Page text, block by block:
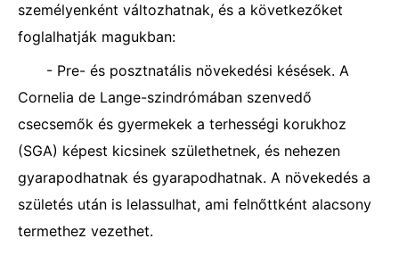
személyenként változhatnak, és a következőket
foglalhatják magukban:
- Pre- és posztnatális növekedési késések. A
Cornelia de Lange-szindrómában szenvedő
csecsemők és gyermekek a terhességi korukhoz
(SGA) képest kicsinek születhetnek, és nehezen
gyarapodhatnak és gyarapodhatnak. A növekedés a
születés után is lelassulhat, ami felnőttként alacsony
termethez vezethet.